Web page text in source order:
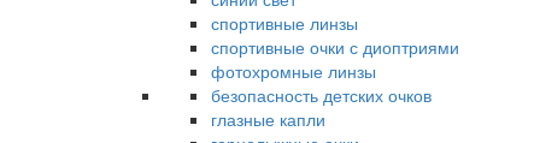
спортивные линзы
спортивные очки с диоптриями
фотохромные линзы
безопасность детских очков
глазные капли